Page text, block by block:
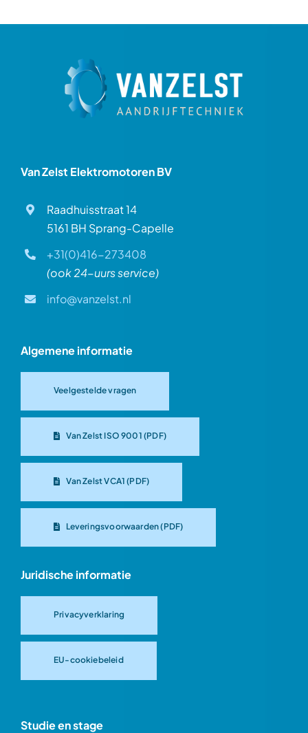
Van Zelst Elektromotoren BV
Raadhuisstraat 14
5161 BH Sprang-Capelle
+31(0)416-273408
(ook 24-uurs service)
info@vanzelst.nl
Algemene informatie
Veelgestelde vragen
Van Zelst ISO 9001 (PDF)
Van Zelst VCA1 (PDF)
Leveringsvoorwaarden (PDF)
Juridische informatie
Privacyverklaring
EU-cookiebeleid
Studie en stage